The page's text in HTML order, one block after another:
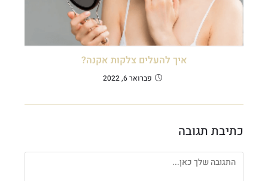
איך להעלים צלקות אקנה?
פברואר 6, 2022
כתיבת תגובה